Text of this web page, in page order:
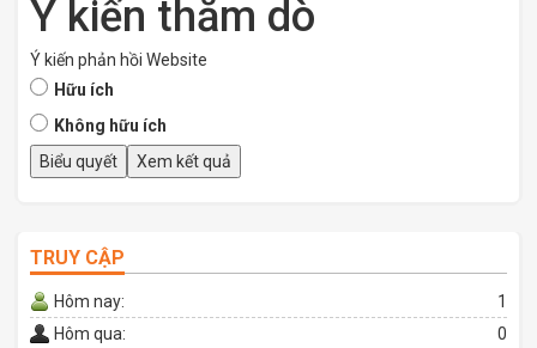
Ý kiến thăm dò
Ý kiến phản hồi Website
Hữu ích
Không hữu ích
TRUY CẬP
Hôm nay:
1
Hôm qua:
0